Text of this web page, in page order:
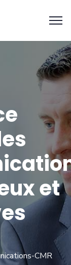
et
CMR